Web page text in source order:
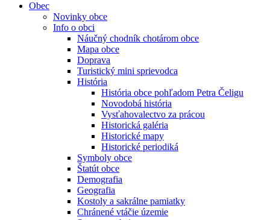
Obec
Novinky obce
Info o obci
Náučný chodník chotárom obce
Mapa obce
Doprava
Turistický mini sprievodca
História
História obce pohľadom Petra Čeligu
Novodobá história
Vysťahovalectvo za prácou
Historická galéria
Historické mapy
Historické periodiká
Symboly obce
Štatút obce
Demografia
Geografia
Kostoly a sakrálne pamiatky
Chránené vtáčie územie